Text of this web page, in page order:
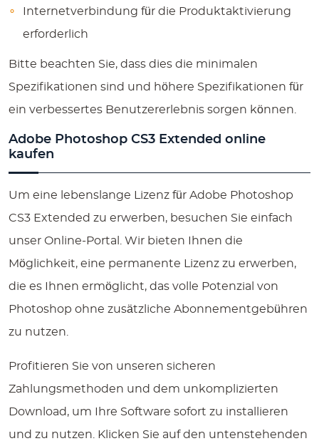
Internetverbindung für die Produktaktivierung
erforderlich
Bitte beachten Sie, dass dies die minimalen
Spezifikationen sind und höhere Spezifikationen für
ein verbessertes Benutzererlebnis sorgen können.
Adobe Photoshop CS3 Extended online
kaufen
Um eine lebenslange Lizenz für Adobe Photoshop
CS3 Extended zu erwerben, besuchen Sie einfach
unser Online-Portal. Wir bieten Ihnen die
Möglichkeit, eine permanente Lizenz zu erwerben,
die es Ihnen ermöglicht, das volle Potenzial von
Photoshop ohne zusätzliche Abonnementgebühren
zu nutzen.
Profitieren Sie von unseren sicheren
Zahlungsmethoden und dem unkomplizierten
Download, um Ihre Software sofort zu installieren
und zu nutzen. Klicken Sie auf den untenstehenden